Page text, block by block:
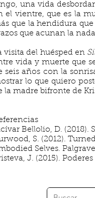
una vida
el vientre, que es la
que la hendidura
que acunan la
visita del huésped en
vida y muerte que
seis años con la
lo que quiero
la madre bifronte de
Bellolio, D. (2018).
S. (2012).
Selves.
J. (2015).